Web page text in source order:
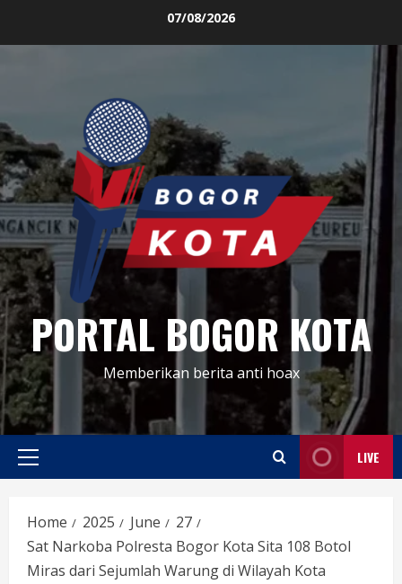
07/08/2026
PORTAL BOGOR KOTA
Memberikan berita anti hoax
Primary
LIVE
Home 2025 June
27
Sat Narkoba Polresta Bogor Kota Sita 108 Botol
Miras dari Sejumlah Warung di Wilayah Kota